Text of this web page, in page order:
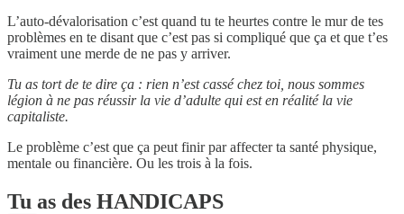
L’auto-dévalorisation c’est quand tu te heurtes contre le mur de tes
problèmes en te disant que c’est pas si compliqué que ça et que t’es
vraiment une merde de ne pas y arriver.
Tu as tort de te dire ça : rien n’est cassé chez toi, nous sommes
légion à ne pas réussir la vie d’adulte qui est en réalité la vie
capitaliste.
Le problème c’est que ça peut finir par affecter ta santé physique,
mentale ou financière. Ou les trois à la fois.
Tu as des HANDICAPS